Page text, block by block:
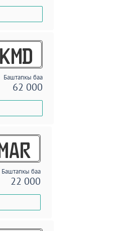
KMD
Баштапкы баа
62 000
MAR
Баштапкы баа
22 000